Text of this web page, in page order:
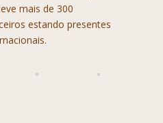
mais de 300
estando presentes